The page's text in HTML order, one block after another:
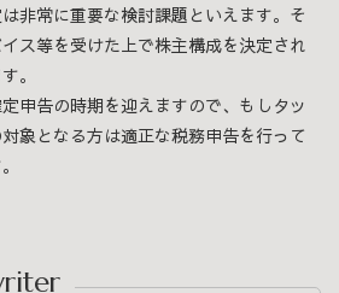
非常に重要な検討課題といえます。そ
ス等を受けた上で株主構成を決定され
。
申告の時期を迎えますので、もしタッ
象となる方は適正な税務申告を行って